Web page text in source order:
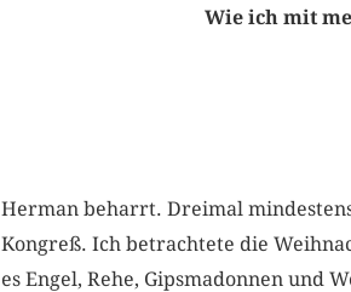
Wie ich mit
Herman beharrt. Dreimal
Kongreß. Ich betrachtete die
es Engel, Rehe, Gipsmadonnen und